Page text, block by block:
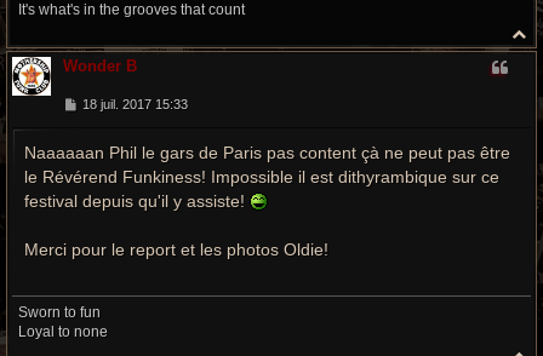
It's what's in the grooves that count
H
a
Wonder B
M
s
g
e
18 juil. 2017 15:33
Naaaaaan Phil le gars de Paris pas content çà ne peut pas être
le Révérend Funkiness! Impossible il est dithyrambique sur ce
festival depuis qu'il y assiste!
Merci pour le report et les photos Oldie!
Sworn to fun
Loyal to none